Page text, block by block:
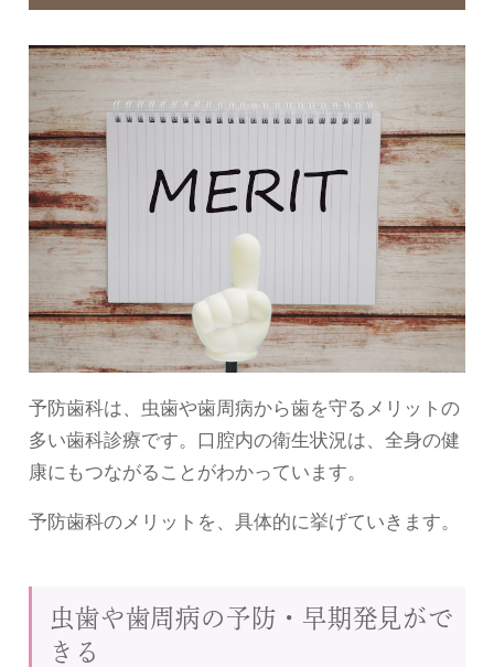
予防歯科は、虫歯や歯周病から歯を守るメリットの
多い歯科診療です。口腔内の衛生状況は、全身の健
康にもつながることがわかっています。
予防歯科のメリットを、具体的に挙げていきます。
虫歯や歯周病の予防・早期発見がで
きる